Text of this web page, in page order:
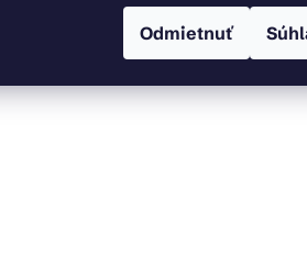
Odmietnuť